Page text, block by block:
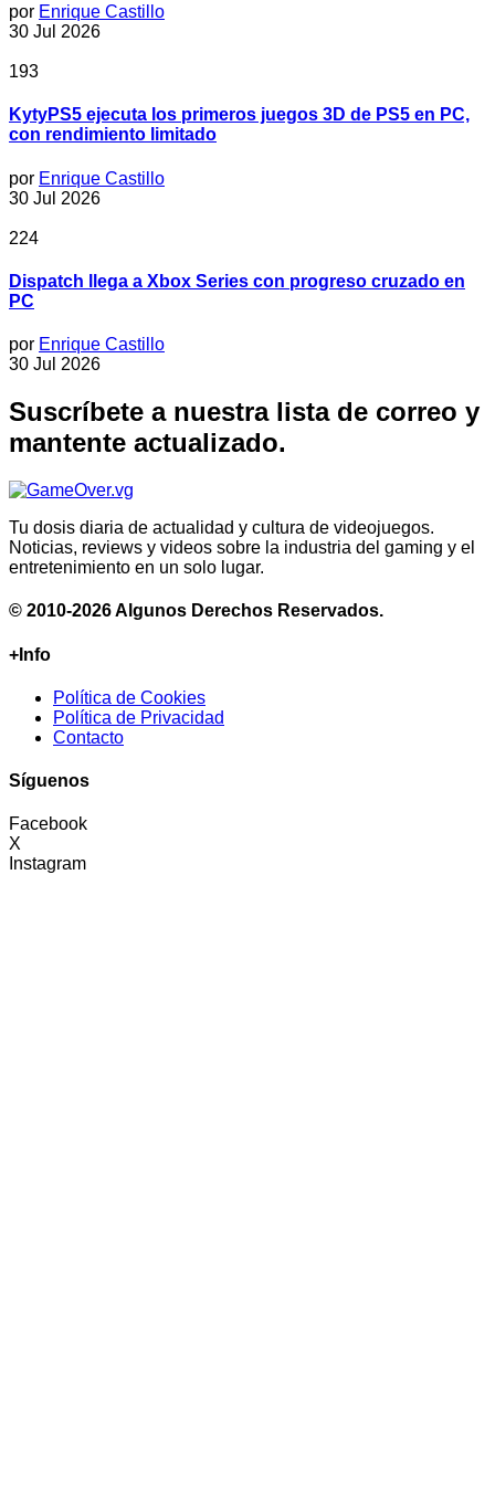
por Enrique Castillo
30 Jul 2026
193
KytyPS5 ejecuta los primeros juegos 3D de PS5 en PC,
con rendimiento limitado
por Enrique Castillo
30 Jul 2026
224
Dispatch llega a Xbox Series con progreso cruzado en
PC
por Enrique Castillo
30 Jul 2026
Suscríbete a nuestra lista de correo y
mantente actualizado.
Tu dosis diaria de actualidad y cultura de videojuegos.
Noticias, reviews y videos sobre la industria del gaming y el
entretenimiento en un solo lugar.
© 2010-2026 Algunos Derechos Reservados.
+Info
Política de Cookies
Política de Privacidad
Contacto
Síguenos
Facebook
X
Instagram